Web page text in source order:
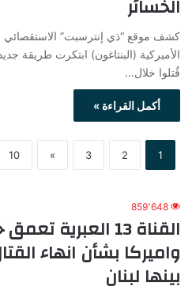
الخسائر
كشف موقع “ذي إنترسبت” الاستقصائي
الأميركية (البنتاغون) ابتكرت طريقة
قُتلوا خلال…
أكمل القراءة »
1
2
3
»
10
859٬648
القناة 13
بينها لبنان